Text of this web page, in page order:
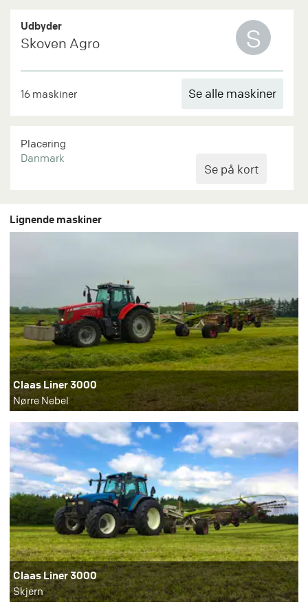
Udbyder
Skoven Agro S
16 maskiner Se alle maskiner
Placering
Danmark
Lignende maskiner
Claas Liner 3000
Nørre Nebel
Claas Liner 3000
Skjern